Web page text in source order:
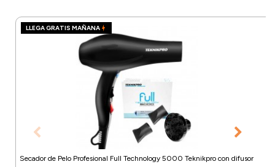
LLEGA GRATIS MAÑANA
Secador de Pelo Profesional Full Technology 5000 Teknikpro con difusor